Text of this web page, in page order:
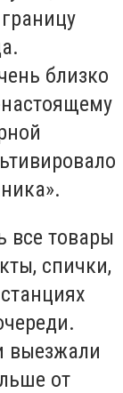
близко
все товары
спички,
выезжали
от